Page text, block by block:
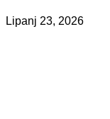
Lipanj 23, 2026